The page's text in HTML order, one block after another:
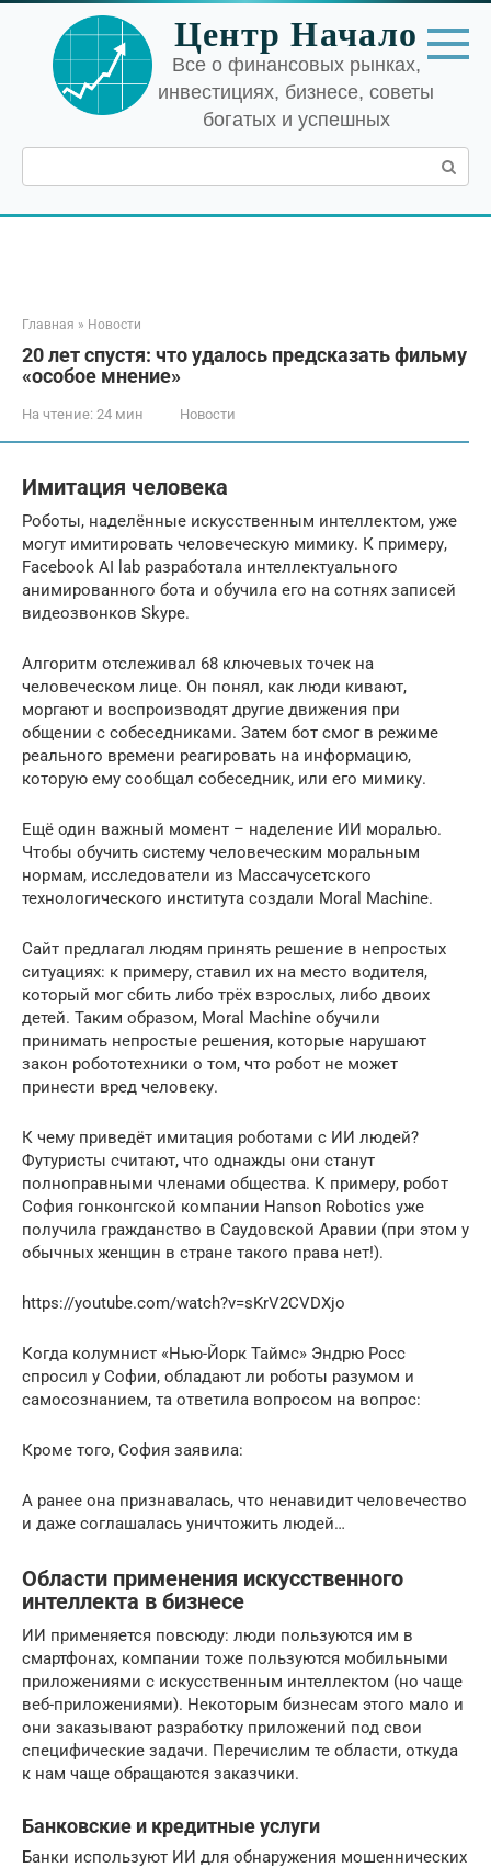
Перейти
контенту
Центр Начало
Все о финансовых рынках,
инвестициях, бизнесе, советы
богатых и успешных
Поиск:
Главная » Новости
20 лет спустя: что удалось предсказать фильму
«особое мнение»
На чтение: 24 мин Новости
Имитация человека
Роботы, наделённые искусственным интеллектом, уже
могут имитировать человеческую мимику. К примеру,
Facebook AI lab разработала интеллектуального
анимированного бота и обучила его на сотнях записей
видеозвонков Skype.
Алгоритм отслеживал 68 ключевых точек на
человеческом лице. Он понял, как люди кивают,
моргают и воспроизводят другие движения при
общении с собеседниками. Затем бот смог в режиме
реального времени реагировать на информацию,
которую ему сообщал собеседник, или его мимику.
Ещё один важный момент – наделение ИИ моралью.
Чтобы обучить систему человеческим моральным
нормам, исследователи из Массачусетского
технологического института создали Moral Machine.
Сайт предлагал людям принять решение в непростых
ситуациях: к примеру, ставил их на место водителя,
который мог сбить либо трёх взрослых, либо двоих
детей. Таким образом, Moral Machine обучили
принимать непростые решения, которые нарушают
закон робототехники о том, что робот не может
принести вред человеку.
К чему приведёт имитация роботами с ИИ людей?
Футуристы считают, что однажды они станут
полноправными членами общества. К примеру, робот
София гонконгской компании Hanson Robotics уже
получила гражданство в Саудовской Аравии (при этом у
обычных женщин в стране такого права нет!).
https://youtube.com/watch?v=sKrV2CVDXjo
Когда колумнист «Нью-Йорк Таймс» Эндрю Росс
спросил у Софии, обладают ли роботы разумом и
самосознанием, та ответила вопросом на вопрос:
Кроме того, София заявила:
А ранее она признавалась, что ненавидит человечество
и даже соглашалась уничтожить людей…
Области применения искусственного
интеллекта в бизнесе
ИИ применяется повсюду: люди пользуются им в
смартфонах, компании тоже пользуются мобильными
приложениями с искусственным интеллектом (но чаще
веб-приложениями). Некоторым бизнесам этого мало и
они заказывают разработку приложений под свои
специфические задачи. Перечислим те области, откуда
к нам чаще обращаются заказчики.
Банковские и кредитные услуги
Банки используют ИИ для обнаружения мошеннических